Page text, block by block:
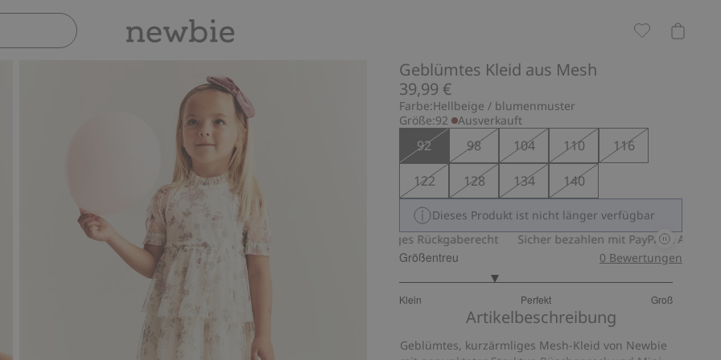
Geblümtes Kleid aus Mesh
39,99 €
Farbe:Hellbeige / blumenmuster
Größe:92 Ausverkauft
92 98 104 110
116
122
128 134 140
Dieses Produkt ist nicht länger verfügbar
Sicher bezahlen mit PayPal & Apple Pay
30-tägiges Rückgaberecht Sicher bezahlen mit PayPal & Apple Pay
Größentreu
Klein Perfekt Groß
von
13
0 Bewertungen
Artikelbeschreibung
Geblümtes, kurzärmliges Mesh-Kleid von Newbie